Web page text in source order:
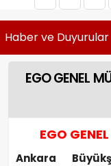
Haber ve Duyurular
EGO GENEL
EGO
Ankara